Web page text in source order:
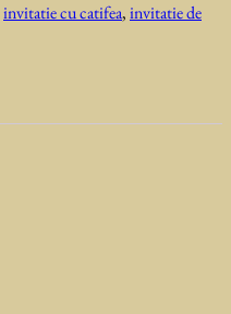
invitatie cu catifea,invitatie de